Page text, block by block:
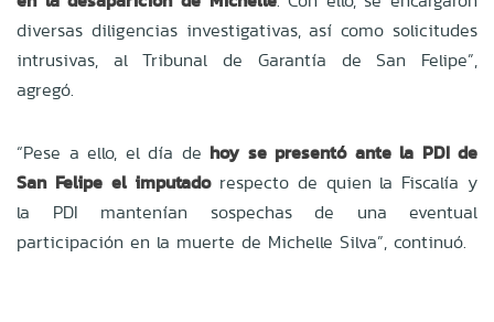
diversas diligencias investigativas, así como solicitudes
intrusivas, al Tribunal de Garantía de San Felipe”,
agregó.
“Pese a ello, el día de hoy se presentó ante la PDI de
San Felipe el imputadorespecto de quien la Fiscalía y
la PDI mantenían sospechas de una eventual
participación en la muerte de Michelle Silva”, continuó.